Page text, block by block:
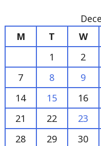
M
T W
1
2
7
8 9
14
15 16
21
22 23
28
29 30